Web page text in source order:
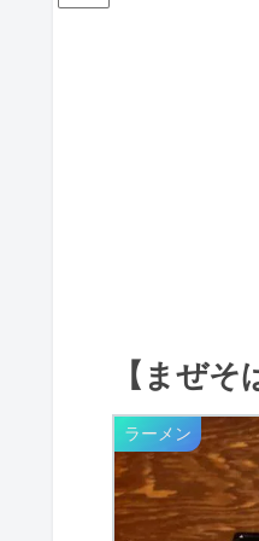
【まぜ
ラーメン